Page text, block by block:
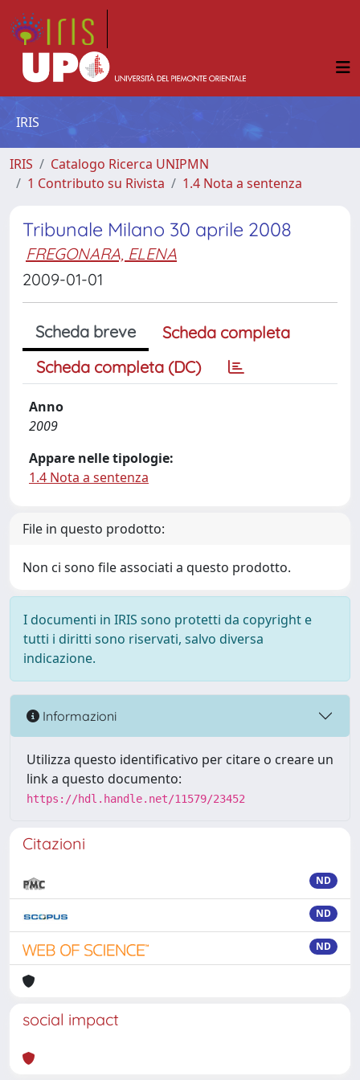
IRIS
IRIS
Catalogo Ricerca UNIPMN
1 Contributo su Rivista
1.4 Nota a sentenza
Tribunale Milano 30 aprile 2008
FREGONARA, ELENA
2009-01-01
Scheda breve
Scheda completa
Scheda completa (DC)
Anno
2009
Appare nelle tipologie:
1.4 Nota a sentenza
File in questo prodotto:
Non ci sono file associati a questo prodotto.
I documenti in IRIS sono protetti da copyright e
tutti i diritti sono riservati, salvo diversa
indicazione.
Informazioni
Utilizza questo identificativo per citare o creare un
link a questo documento:
https://hdl.handle.net/11579/23452
Citazioni
ND
ND
ND
social impact